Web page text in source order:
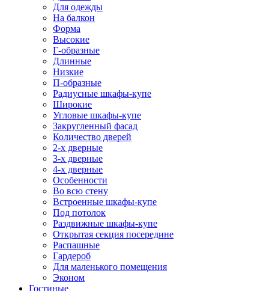
Для одежды
На балкон
Форма
Высокие
Г-образные
Длинные
Низкие
П-образные
Радиусные шкафы-купе
Широкие
Угловые шкафы-купе
Закругленный фасад
Количество дверей
2-х дверные
3-х дверные
4-х дверные
Особенности
Во всю стену
Встроенные шкафы-купе
Под потолок
Раздвижные шкафы-купе
Открытая секция посередине
Распашные
Гардероб
Для маленького помещения
Эконом
Гостиные